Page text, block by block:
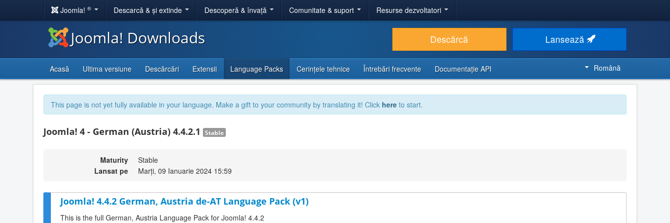
Joomla! ® Descarcă & și extinde Descoperă & învață Comunitate & suport Resurse dezvoltatori
Joomla! Downloads Descărcă Lansează
Acasă Ultima versiune Descărcări Extensii Language Packs Cerințele tehnice Întrebări frecvente Documentaţie API Română
This page is not yet fully available in your language. Make a gift to your community by translating it! Click here to start.
Joomla! 4 - German (Austria) 4.4.2.1 Stable
Maturity
Stable
Lansat pe
Marți, 09 Ianuarie 2024 15:59
Joomla! 4.4.2 German, Austria de-AT Language Pack (v1)
This is the full German, Austria Language Pack for Joomla! 4.4.2